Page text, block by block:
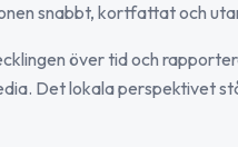
snabbt, kortfattat och
över tid och
Det lokala perspektivet